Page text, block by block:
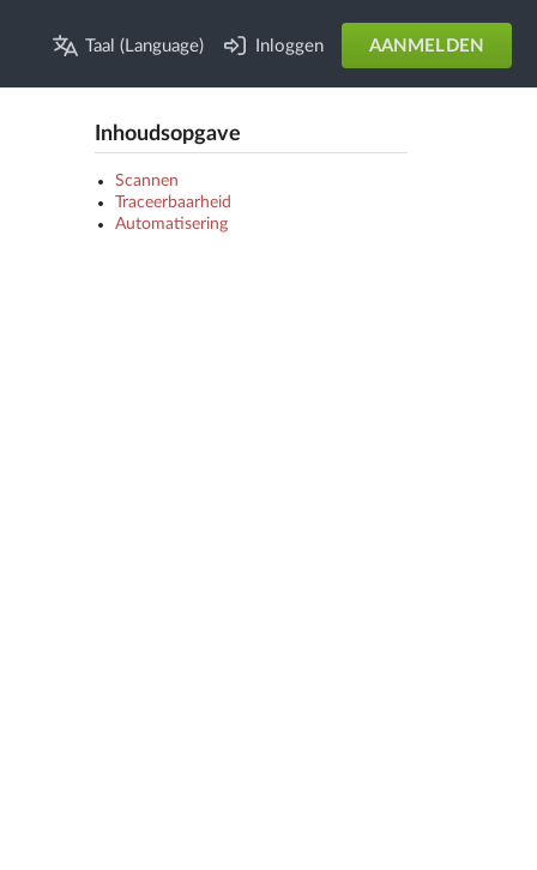
Taal (Language) Inloggen AANMELDEN
Inhoudsopgave
Scannen
Traceerbaarheid
Automatisering